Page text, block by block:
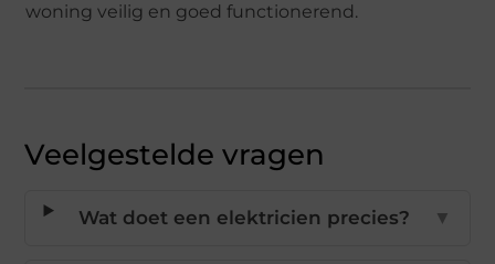
woning veilig en goed functionerend.
Veelgestelde vragen
Wat doet een elektricien precies? ▼